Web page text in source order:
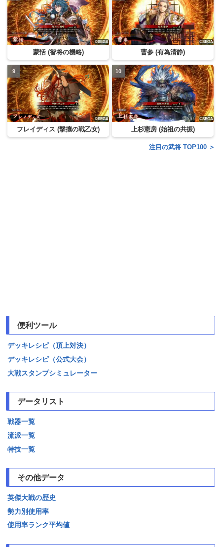
蒙恬 (智将の機略) 曹参 (有為清静)
フレイディス (撃攘の戦乙女) 上杉憲房 (始祖の共振)
注目の武将 TOP100 ＞
便利ツール
デッキレシピ（頂上対決）
デッキレシピ（公式大会）
大戦スタンプシミュレーター
データリスト
戦器一覧
流派一覧
特技一覧
その他データ
英傑大戦の歴史
勢力別使用率
使用率ランク平均値